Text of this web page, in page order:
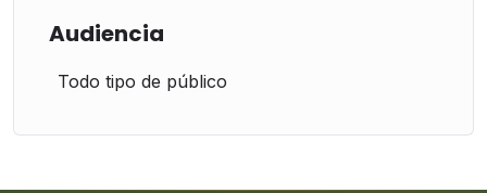
Audiencia
Todo tipo de público